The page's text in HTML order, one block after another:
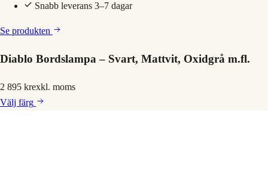
Snabb leverans 3–7 dagar
Se produkten
Diablo Bordslampa – Svart, Mattvit, Oxidgrå m.fl.
2 895 krexkl. moms
Välj färg